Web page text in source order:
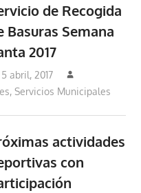
de Recogida
Basuras Semana
2017
5 abril, 2017
,Servicios Municipales
actividades
con